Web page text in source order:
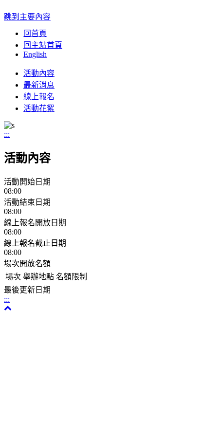
跳到主要內容
:::
回首頁
回主站首頁
English
Toggle
navigation
活動內容
最新消息
線上報名
活動花絮
:::
活動內容
活動開始日期
08:00
活動結束日期
08:00
線上報名開放日期
08:00
線上報名截止日期
08:00
場次開放名額
場次 舉辦地點 名額限制
最後更新日期
:::